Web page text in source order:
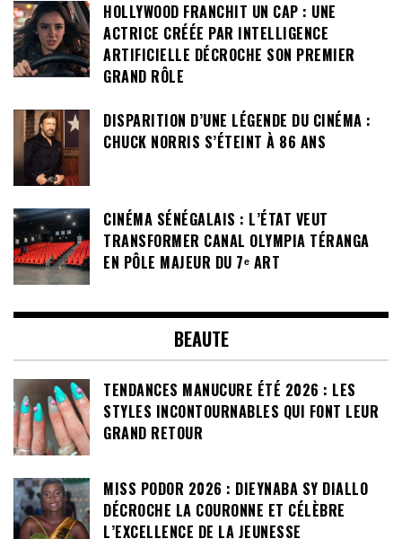
HOLLYWOOD FRANCHIT UN CAP : UNE
ACTRICE CRÉÉE PAR INTELLIGENCE
ARTIFICIELLE DÉCROCHE SON PREMIER
GRAND RÔLE
DISPARITION D’UNE LÉGENDE DU CINÉMA :
CHUCK NORRIS S’ÉTEINT À 86 ANS
CINÉMA SÉNÉGALAIS : L’ÉTAT VEUT
TRANSFORMER CANAL OLYMPIA TÉRANGA
EN PÔLE MAJEUR DU 7ᵉ ART
BEAUTE
TENDANCES MANUCURE ÉTÉ 2026 : LES
STYLES INCONTOURNABLES QUI FONT LEUR
GRAND RETOUR
MISS PODOR 2026 : DIEYNABA SY DIALLO
DÉCROCHE LA COURONNE ET CÉLÈBRE
L’EXCELLENCE DE LA JEUNESSE